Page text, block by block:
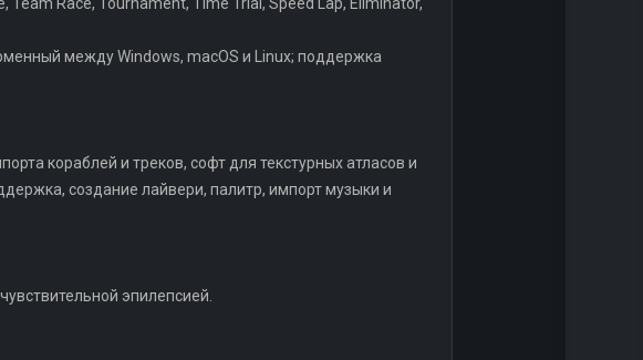
Race, Tournament, Time Trial, Speed Lap, Eliminator,
между Windows, macOS и Linux; поддержка
кораблей и треков, софт для текстурных атласов и
создание лайвери, палитр, импорт музыки и
эпилепсией.